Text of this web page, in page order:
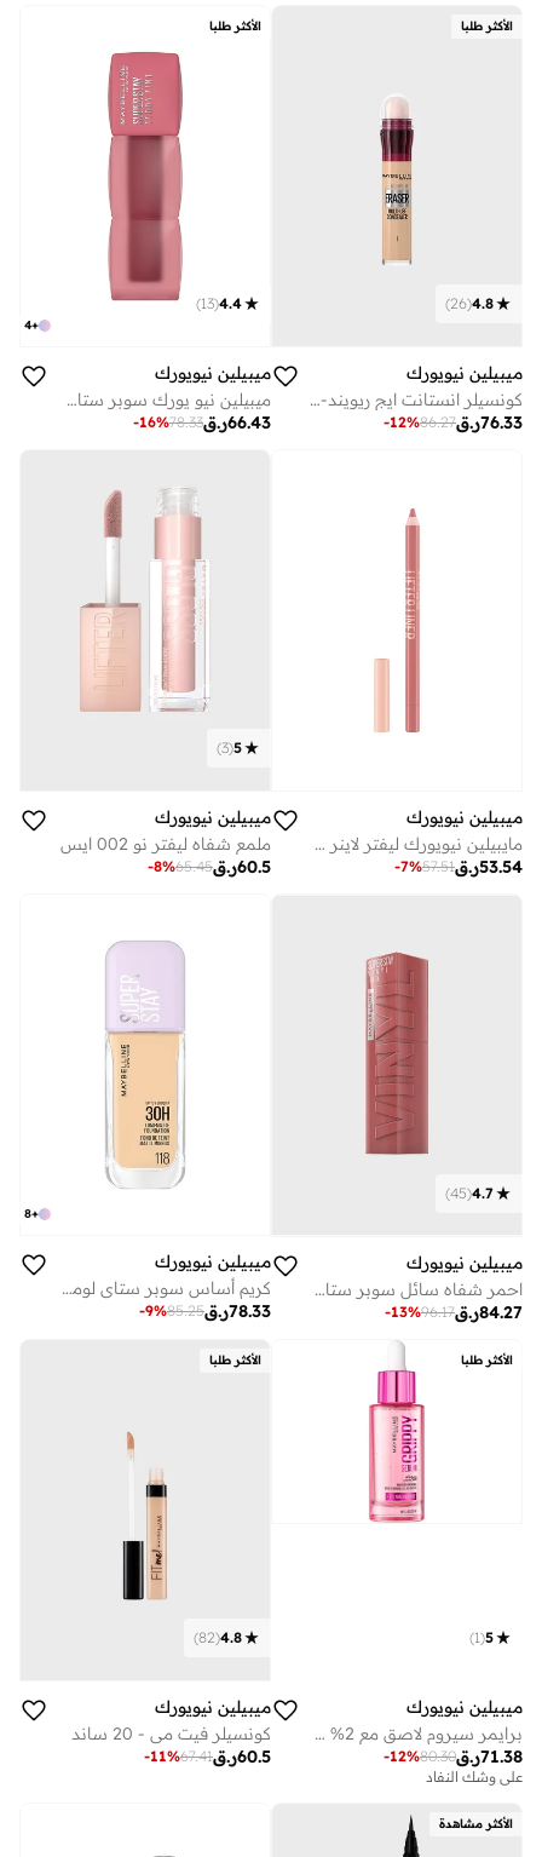
الأكثر طلبا
4.8
(
26
)
ميبيلين نيويورك
كونسيلر انستانت ايج ريويند- 01 فاتح
ر.ق76.33
86.27
-12%
الأكثر طلبا
+
4
4.4
(
13
)
ميبيلين نيويورك
ميبيلين نيو يورك سوبر ستاي تيدي تينت - تطبيق مريح وتركيبه لا تنتقل 55 ني هاي
ر.ق66.43
78.33
-16%
ميبيلين نيويورك
مايبيلين نيويورك ليفتر لاينر 06 لاين ليدر - قلم تحديد شفاه مع حمض الهيالورونيك
ر.ق53.54
57.51
-7%
5
(
3
)
ميبيلين نيويورك
ملمع شفاه ليفتر نو 002 ايس
ر.ق60.5
65.45
-8%
4.7
(
45
)
ميبيلين نيويورك
احمر شفاه سائل سوبر ستاي فينيل اينك - 35 شيكي
ر.ق84.27
96.17
-13%
+
8
ميبيلين نيويورك
كريم أساس سوبر ستاي لومي-مات طويل الثبات 30 ساعة – درجة 118
ر.ق78.33
85.25
-9%
الأكثر طلبا
5
(
1
)
ميبيلين نيويورك
برايمر سيروم لاصق مع 2% نياسيناميد 30 مل
ر.ق71.38
80.30
-12%
على وشك النفاد
الأكثر طلبا
4.8
(
82
)
ميبيلين نيويورك
كونسيلر فيت مي - 20 ساند
ر.ق60.5
67.41
-11%
الأكثر مشاهدة